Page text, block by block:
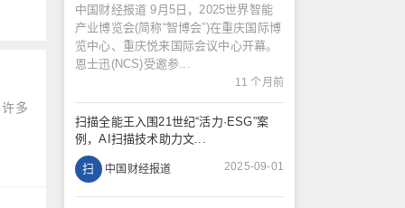
多
中国财经报道 9月5日，2025世界智能
产业博览会(简称“智博会”)在重庆国际博
览中心、重庆悦来国际会议中心开幕。
恩士迅(NCS)受邀参...
11 个月前
扫描全能王入围21世纪“活力·ESG”案
例，AI扫描技术助力文...
扫 中国财经报道 2025-09-01